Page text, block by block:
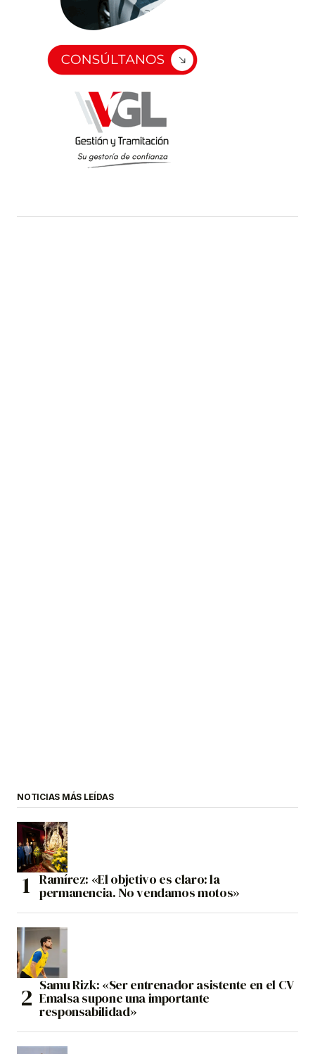
NOTICIAS MÁS LEÍDAS
Ramírez: «El objetivo es claro: la
permanencia. No vendamos motos»
Samu Rizk: «Ser entrenador asistente en el CV
Emalsa supone una importante
responsabilidad»